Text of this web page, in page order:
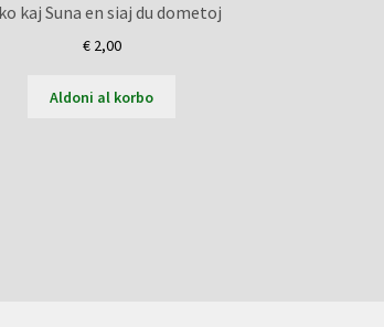
kaj Suna en siaj du dometoj
€2,00
Aldoni al korbo